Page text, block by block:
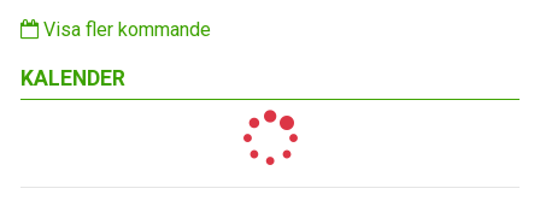
Visa fler kommande
KALENDER